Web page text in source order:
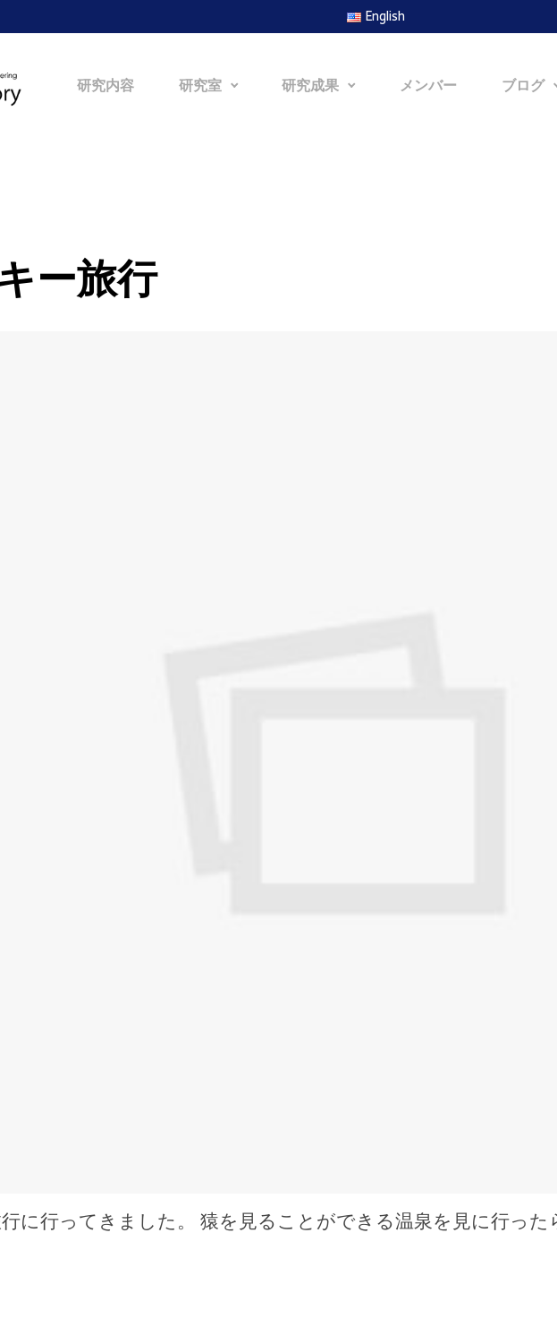
English
研究内容 研究室 研究成果 メンバー ブログ
ー旅行
に行ってきました。 猿を見ることができる温泉を見に行った